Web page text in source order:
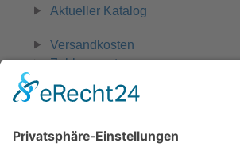
Aktueller Katalog
Versandkosten
Zahlungsarten
Widerruf
0 42 31 - 970 661